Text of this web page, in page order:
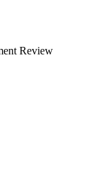
Review